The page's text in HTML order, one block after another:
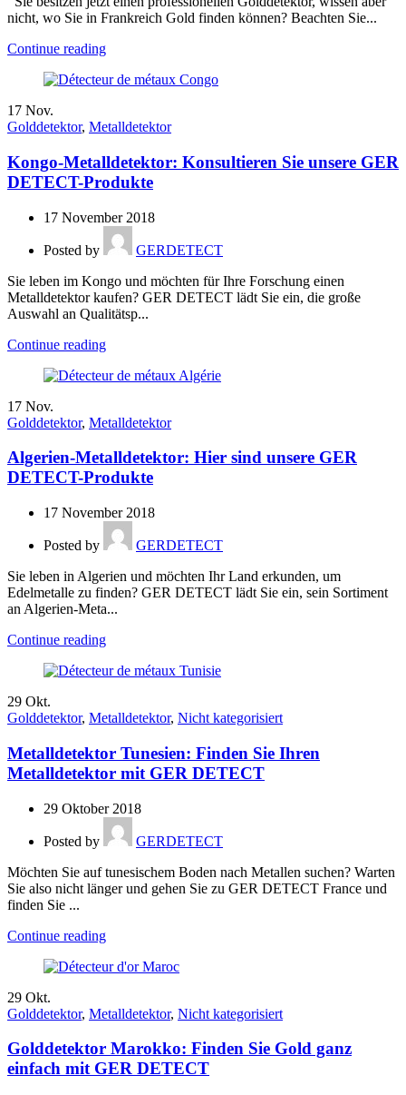
nicht, wo Sie in Frankreich Gold finden können? Beachten Sie...
Continue reading
17 Nov.
Golddetektor, Metalldetektor
Kongo-Metalldetektor: Konsultieren Sie unsere GER
DETECT-Produkte
17 November 2018
Posted by
GERDETECT
Sie leben im Kongo und möchten für Ihre Forschung einen
Metalldetektor kaufen? GER DETECT lädt Sie ein, die große
Auswahl an Qualitätsp...
Continue reading
17 Nov.
Golddetektor, Metalldetektor
Algerien-Metalldetektor: Hier sind unsere GER
DETECT-Produkte
17 November 2018
Posted by
GERDETECT
Sie leben in Algerien und möchten Ihr Land erkunden, um
Edelmetalle zu finden? GER DETECT lädt Sie ein, sein Sortiment
an Algerien-Meta...
Continue reading
29 Okt.
Golddetektor, Metalldetektor, Nicht kategorisiert
Metalldetektor Tunesien: Finden Sie Ihren
Metalldetektor mit GER DETECT
29 Oktober 2018
Posted by
GERDETECT
Möchten Sie auf tunesischem Boden nach Metallen suchen? Warten
Sie also nicht länger und gehen Sie zu GER DETECT France und
finden Sie ...
Continue reading
29 Okt.
Golddetektor, Metalldetektor, Nicht kategorisiert
Golddetektor Marokko: Finden Sie Gold ganz
einfach mit GER DETECT